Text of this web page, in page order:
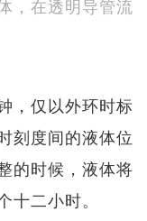
，在透明导管流
，仅以外环时标
刻度间的液体位
的时候，液体将
二小时。